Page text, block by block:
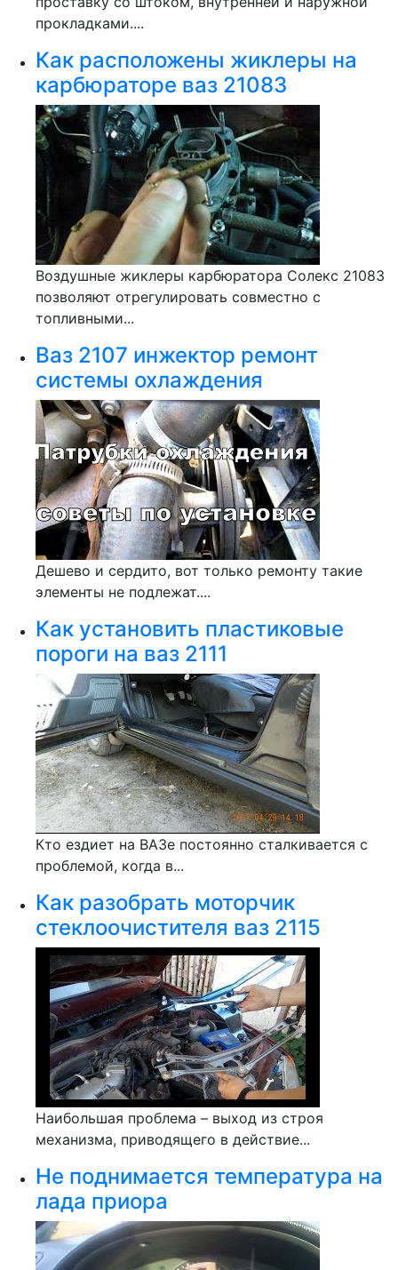
прокладками....
Как расположены жиклеры на
карбюраторе ваз 21083
Воздушные жиклеры карбюратора Солекс 21083
позволяют отрегулировать совместно с
топливными...
Ваз 2107 инжектор ремонт
системы охлаждения
Дешево и сердито, вот только ремонту такие
элементы не подлежат....
Как установить пластиковые
пороги на ваз 2111
Кто ездиет на ВАЗе постоянно сталкивается с
проблемой, когда в...
Как разобрать моторчик
стеклоочистителя ваз 2115
Наибольшая проблема – выход из строя
механизма, приводящего в действие...
Не поднимается температура на
лада приора